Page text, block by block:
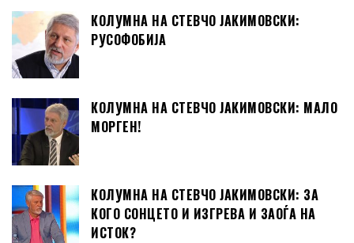
КОЛУМНА НА СТЕВЧО ЈАКИМОВСКИ:
РУСОФОБИЈА
КОЛУМНА НА СТЕВЧО ЈАКИМОВСКИ: МАЛО
МОРГЕН!
КОЛУМНА НА СТЕВЧО ЈАКИМОВСКИ: ЗА
КОГО СОНЦЕТО И ИЗГРЕВА И ЗАОЃА НА
ИСТОК?